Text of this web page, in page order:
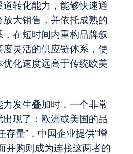
转化能力，能够快速通
大销售，并依托成熟的
在短时间内重构品牌叙
灵活的供应链体系，使
化速度远高于传统欧美
发生叠加时，一个非常
现了：欧洲或美国的品
存量”，中国企业提供“增
并购则成为连接这两者的